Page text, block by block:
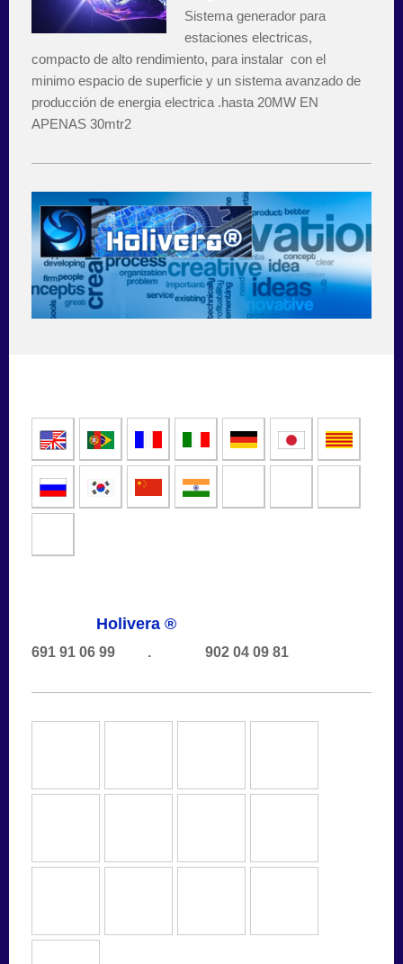
Sistema generador para
estaciones electricas,
compacto de alto rendimiento, para instalar con el
minimo espacio de superficie y un sistema avanzado de
producción de energia electrica .hasta 20MW EN
APENAS 30mtr2
Holivera ®
691 91 06 99 . 902 04 09 81